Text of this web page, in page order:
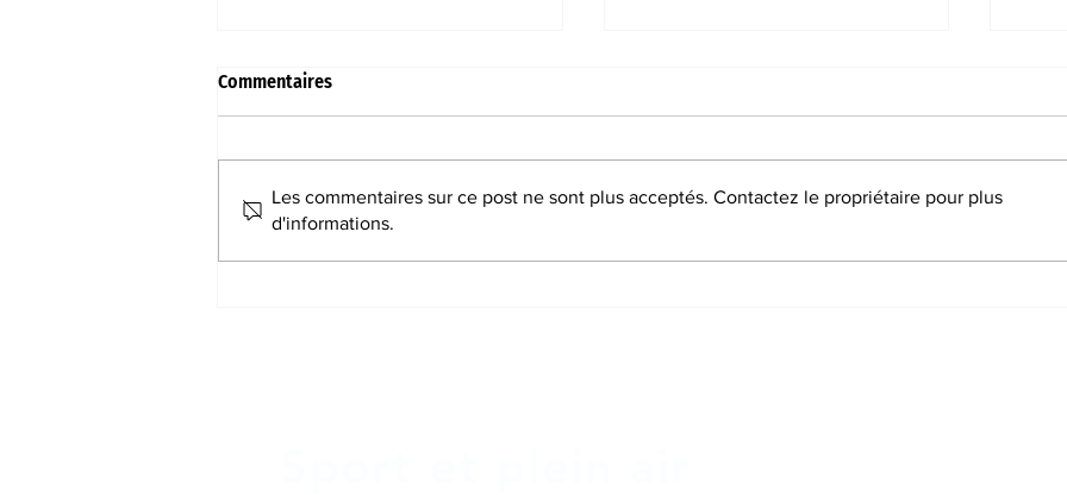
De bonnes nouvelles
PSF/ANS : les clubs sont les
26e
Commentaires
Les commentaires sur ce post ne sont plus acceptés. Contactez le propriétaire pour plus
d'informations.